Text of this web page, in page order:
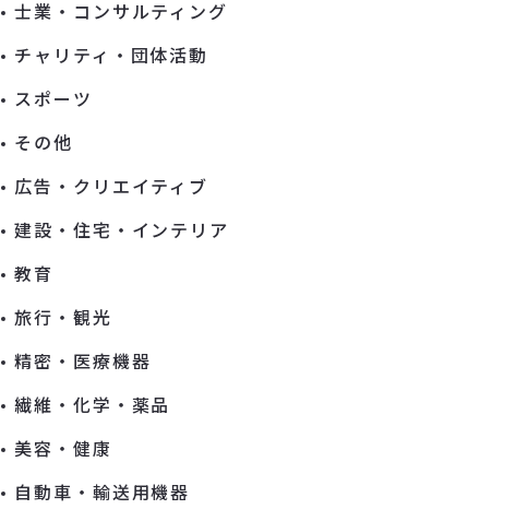
士業・コンサルティング
チャリティ・団体活動
スポーツ
その他
広告・クリエイティブ
建設・住宅・インテリア
教育
旅行・観光
精密・医療機器
繊維・化学・薬品
美容・健康
自動車・輸送用機器